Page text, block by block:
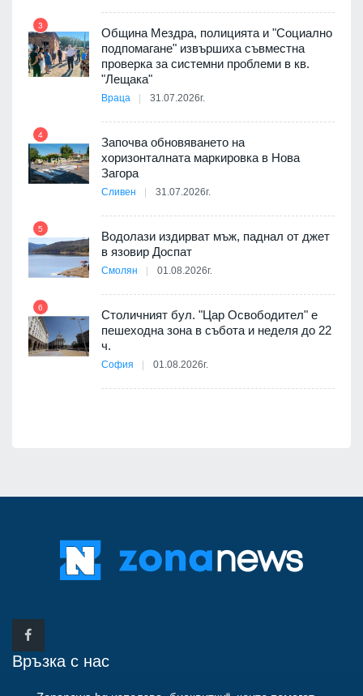
3
Община Мездра, полицията и "Социално
подпомагане" извършиха съвместна
проверка за системни проблеми в кв.
"Лещака"
Враца 31.07.2026г.
4
Започва обновяването на
хоризонталната маркировка в Нова
Загора
Сливен 31.07.2026г.
5
Водолази издирват мъж, паднал от джет
в язовир Доспат
Смолян 01.08.2026г.
6
Столичният бул. "Цар Освободител" е
пешеходна зона в събота и неделя до 22
ч.
София 01.08.2026г.
Връзка с нас